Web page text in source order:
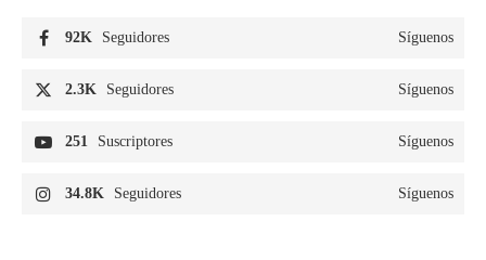
92K Seguidores Síguenos
2.3K Seguidores Síguenos
251 Suscriptores Síguenos
34.8K Seguidores Síguenos